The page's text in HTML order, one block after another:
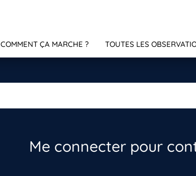
COMMENT ÇA MARCHE ? TOUTES LES
Me connecter pour